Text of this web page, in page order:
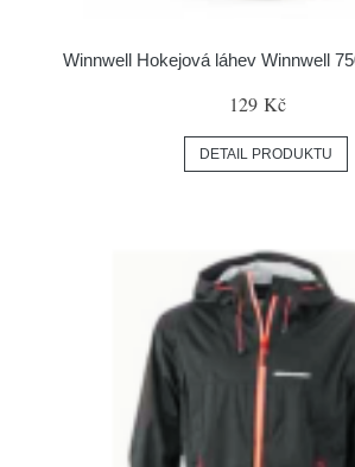
Winnwell Hokejová láhev Winnwell
129 Kč
DETAIL PRODUKTU